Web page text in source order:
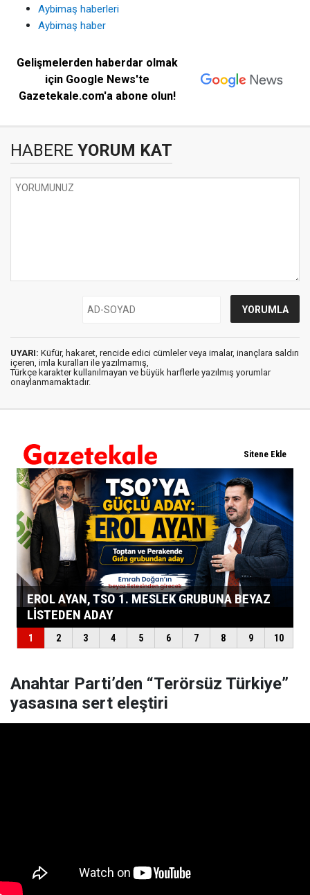
Aybimaş haberleri
Aybimaş haber
Gelişmelerden haberdar olmak
için Google News'te
Gazetekale.com'a abone olun!
HABERE YORUM KAT
UYARI: Küfür, hakaret, rencide edici cümleler veya imalar, inançlara saldırı
içeren, imla kuralları ile yazılmamış,
Türkçe karakter kullanılmayan ve büyük harflerle yazılmış yorumlar
onaylanmamaktadır.
Anahtar Parti’den “Terörsüz Türkiye”
yasasına sert eleştiri